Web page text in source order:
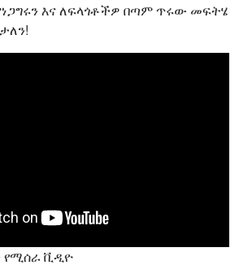
እና ለፍላጎቶችዎ በጣም ጥሩው መፍትሄ
ቪዲዮ